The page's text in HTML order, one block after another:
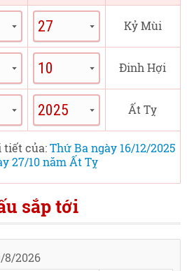
Kỷ Mùi
Đinh Hợi
Ất Tỵ
tiết của:Thứ Ba ngày 16/12/2025
27/10 năm Ất Tỵ
sắp tới
8/2026